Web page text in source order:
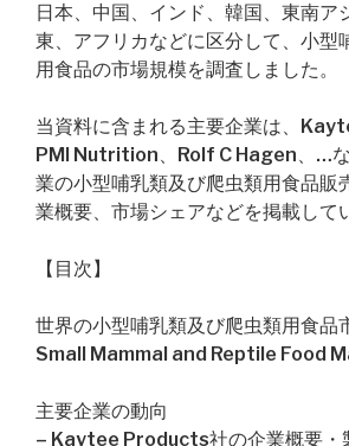
日本、中国、インド、韓国、東南ア
東、アフリカなどに区分して、小型
用食品の市場規模を調査しました。
当資料に含まれる主要企業は、
PMI Nutrition、Rolf C Hagen、…
業の小型哺乳類及び爬虫類用食品販
業概要、市場シェアなどを掲載して
【目次】
世界の小型哺乳類及び爬虫類用食品
Small Mammal and Reptile Food
主要企業の動向
– Kaytee Products社の企業概要・